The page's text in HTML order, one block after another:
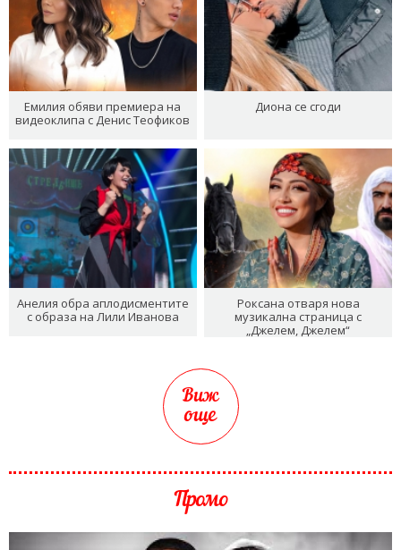
Емилия обяви премиера на
видеоклипа с Денис Теофиков
Диона се сгоди
Анелия обра аплодисментите
с образа на Лили Иванова
Роксана отваря нова
музикална страница с
„Джелем, Джелем“
Виж
още
Промо